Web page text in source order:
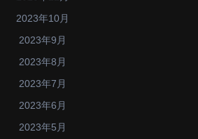
2023年10月
2023年9月
2023年8月
2023年7月
2023年6月
2023年5月